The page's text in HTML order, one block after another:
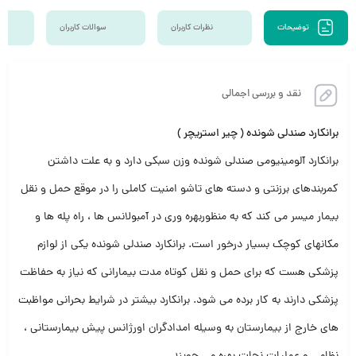
توضیحات نظرات کاربران سوالات کاربران
نقد و بررسی اجمالی
برانکارد صندلی شونده ( چیر استریچر )
برانکارد آلومینیومی صندلی شونده وزن سبکی دارد و به علت داشتن
کمربندهای برزنتی و دسته های تاشو امنیت کاملی را در موقع حمل و نقل
بیمار میسر می کند که به منظوربهره وری در آمبولانس ها ، راه پله ها و
مکانهای کوچک بسیار درخور است. برانکارد صندلی شونده یکی از لوازم
پزشکی هست که برای حمل و نقل کوتاه مدت بیمارانی که نیاز به حفاظت
پزشکی دارند به کار برده می شود. برانکارد بیشتر در شرایط بحرانی مواظبت
های خارج از بیمارستان به وسیله امدادگران اورژانس پیش بیمارستانی ،